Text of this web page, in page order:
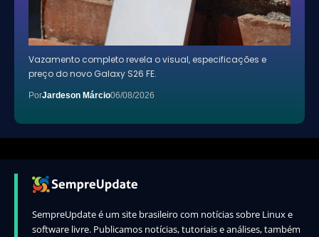
Vazamento completo revela o visual, especificações e
preço do novo Galaxy S26 FE.
PorJardeson Márcio06/08/2026
SempreUpdate é um site brasileiro com notícias sobre Linux e
software livre. Publicamos notícias, tutoriais e análises, também